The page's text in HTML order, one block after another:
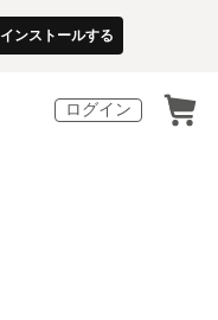
インストールする
ログイン